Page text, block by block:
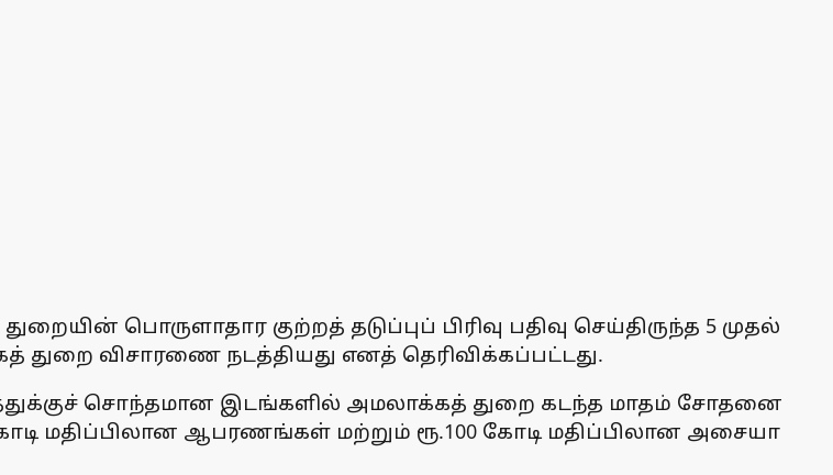
பொருளாதார குற்றத் தடுப்புப் பிரிவு பதிவு செய்திருந்த 5 முதல்
விசாரணை நடத்தியது எனத் தெரிவிக்கப்பட்டது.
சொந்தமான இடங்களில் அமலாக்கத் துறை கடந்த மாதம் சோதனை
மதிப்பிலான ஆபரணங்கள் மற்றும் ரூ.100 கோடி மதிப்பிலான அசையா